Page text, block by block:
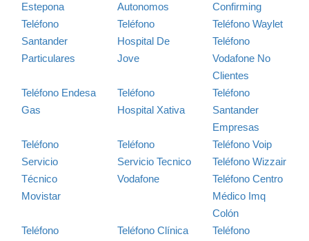
Estepona
Autonomos
Confirming
Teléfono
Santander
Particulares
Teléfono
Hospital De
Jove
Teléfono Waylet
Teléfono
Vodafone No
Clientes
Teléfono Endesa
Gas
Teléfono
Hospital Xativa
Teléfono
Santander
Empresas
Teléfono
Servicio
Técnico
Movistar
Teléfono
Servicio Tecnico
Vodafone
Teléfono Voip
Teléfono Wizzair
Teléfono Centro
Médico Imq
Colón
Teléfono
Teléfono Clínica
Teléfono